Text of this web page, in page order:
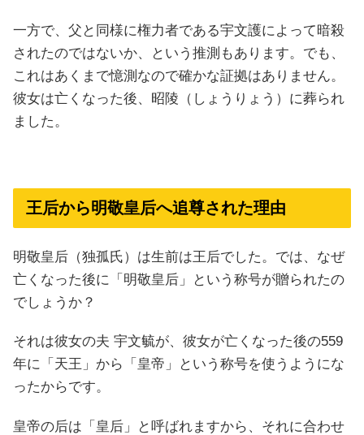
一方で、父と同様に権力者である宇文護によって暗殺
されたのではないか、という推測もあります。でも、
これはあくまで憶測なので確かな証拠はありません。
彼女は亡くなった後、昭陵（しょうりょう）に葬られ
ました。
王后から明敬皇后へ追尊された理由
明敬皇后（独孤氏）は生前は王后でした。では、なぜ
亡くなった後に「明敬皇后」という称号が贈られたの
でしょうか？
それは彼女の夫 宇文毓が、彼女が亡くなった後の559
年に「天王」から「皇帝」という称号を使うようにな
ったからです。
皇帝の后は「皇后」と呼ばれますから、それに合わせ